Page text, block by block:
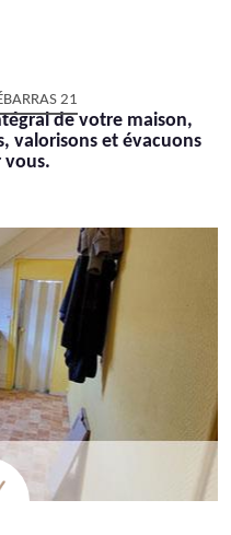
21
de votre maison,
valorisons et évacuons